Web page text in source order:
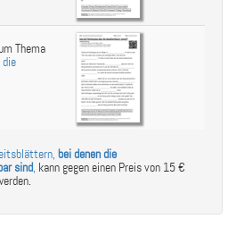
Thema
die
bei denen die
sind, kann gegen einen Preis von 15 €